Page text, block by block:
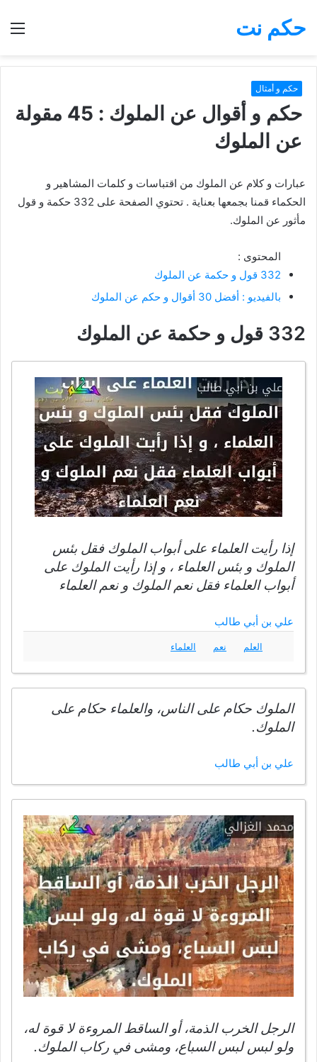
بحث
حكم نت
حكم و أمثال
حكم و أقوال عن الملوك : 45 مقولة
عن الملوك
عبارات و كلام عن الملوك من اقتباسات و كلمات المشاهير و
الحكماء قمنا بجمعها بعناية . تحتوي الصفحة على 332 حكمة و قول
مأثور عن الملوك.
المحتوى :
332 قول و حكمة عن الملوك
بالفيديو : أفضل 30 أقوال و حكم عن الملوك
332 قول و حكمة عن الملوك
إذا رأيت العلماء على أبواب الملوك فقل بئس
الملوك و بئس العلماء ، و إذا رأيت الملوك على
أبواب العلماء فقل نعم الملوك و نعم العلماء
علي بن أبي طالب
العلم نعم العلماء
الملوك حكام على الناس، والعلماء حكام على
الملوك.
علي بن أبي طالب
الرجل الخرب الذمة، أو الساقط المروءة لا قوة له،
ولو لبس لبس السباع، ومشى في ركاب الملوك.